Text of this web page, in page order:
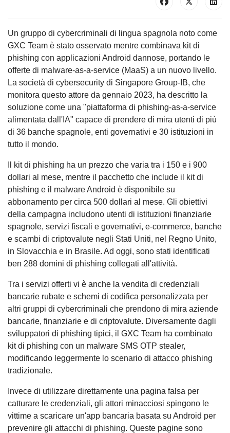
Un gruppo di cybercriminali di lingua spagnola noto come
GXC Team è stato osservato mentre combinava kit di
phishing con applicazioni Android dannose, portando le
offerte di malware-as-a-service (MaaS) a un nuovo livello.
La società di cybersecurity di Singapore Group-IB, che
monitora questo attore da gennaio 2023, ha descritto la
soluzione come una "piattaforma di phishing-as-a-service
alimentata dall'IA" capace di prendere di mira utenti di più
di 36 banche spagnole, enti governativi e 30 istituzioni in
tutto il mondo.
Il kit di phishing ha un prezzo che varia tra i 150 e i 900
dollari al mese, mentre il pacchetto che include il kit di
phishing e il malware Android è disponibile su
abbonamento per circa 500 dollari al mese. Gli obiettivi
della campagna includono utenti di istituzioni finanziarie
spagnole, servizi fiscali e governativi, e-commerce, banche
e scambi di criptovalute negli Stati Uniti, nel Regno Unito,
in Slovacchia e in Brasile. Ad oggi, sono stati identificati
ben 288 domini di phishing collegati all'attività.
Tra i servizi offerti vi è anche la vendita di credenziali
bancarie rubate e schemi di codifica personalizzata per
altri gruppi di cybercriminali che prendono di mira aziende
bancarie, finanziarie e di criptovalute. Diversamente dagli
sviluppatori di phishing tipici, il GXC Team ha combinato
kit di phishing con un malware SMS OTP stealer,
modificando leggermente lo scenario di attacco phishing
tradizionale.
Invece di utilizzare direttamente una pagina falsa per
catturare le credenziali, gli attori minacciosi spingono le
vittime a scaricare un'app bancaria basata su Android per
prevenire gli attacchi di phishing. Queste pagine sono